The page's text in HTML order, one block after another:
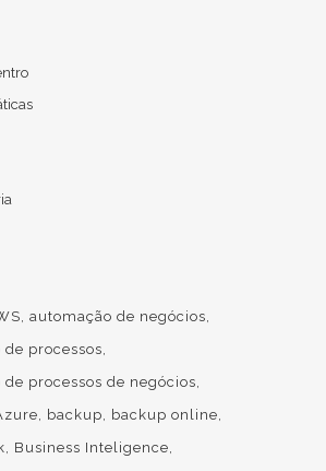
automação de negócios
processos
processos de negócios
backup
backup online
Business Inteligence